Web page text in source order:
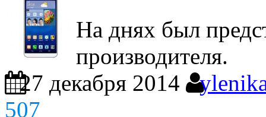
На днях был
производителя.
27 декабря 2014
507